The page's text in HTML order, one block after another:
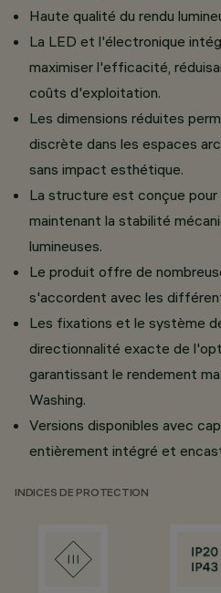
Haute qualité du rendu
La LED et l'électronique
maximiser l'efficacité,
coûts d'exploitation.
Les dimensions réduites
discrète dans les espaces
sans impact esthétique.
La structure est conçue
maintenant la stabilité
lumineuses.
Le produit offre de
s'accordent avec les
Les fixations et le système
directionnalité exacte de
garantissant le rendement
Washing.
Versions disponibles avec
entièrement intégré et
INDICES DE PROTECTION